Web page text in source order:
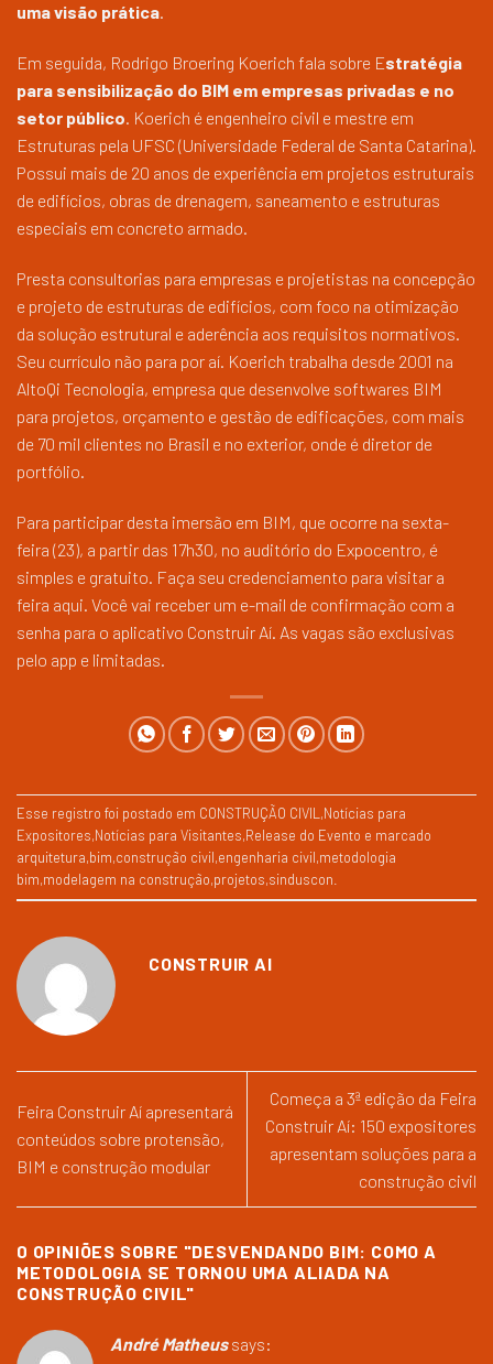
uma visão prática.
Em seguida, Rodrigo Broering Koerich fala sobre Estratégia
para sensibilização do BIM em empresas privadas e no
setor público. Koerich é engenheiro civil e mestre em
Estruturas pela UFSC (Universidade Federal de Santa Catarina).
Possui mais de 20 anos de experiência em projetos estruturais
de edifícios, obras de drenagem, saneamento e estruturas
especiais em concreto armado.
Presta consultorias para empresas e projetistas na concepção
e projeto de estruturas de edifícios, com foco na otimização
da solução estrutural e aderência aos requisitos normativos.
Seu currículo não para por aí. Koerich trabalha desde 2001 na
AltoQi Tecnologia, empresa que desenvolve softwares BIM
para projetos, orçamento e gestão de edificações, com mais
de 70 mil clientes no Brasil e no exterior, onde é diretor de
portfólio.
Para participar desta imersão em BIM, que ocorre na sexta-
feira (23), a partir das 17h30, no auditório do Expocentro, é
simples e gratuito. Faça seu credenciamento para visitar a
feira aqui . Você vai receber um e-mail de confirmação com a
senha para o aplicativo Construir Aí. As vagas são exclusivas
pelo app e limitadas.
Esse registro foi postado em CONSTRUÇÃO CIVIL ,Notícias para
Expositores,Notícias para Visitantes,Release do Evento e marcado
arquitetura,bim,construção civil,engenharia civil,metodologia
bim,modelagem na construção,projetos,sinduscon
CONSTRUIR AI
Feira Construir Aí apresentará
conteúdos sobre protensão,
BIM e construção modular
Começa a 3ª edição da Feira
Construir Aí: 150 expositores
apresentam soluções para a
construção civil
0 OPINIÕES SOBRE "DESVENDANDO BIM: COMO A
METODOLOGIA SE TORNOU UMA ALIADA NA
CONSTRUÇÃO CIVIL"
André Matheus says: